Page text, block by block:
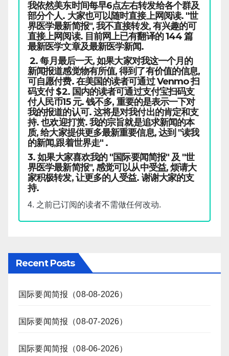
我依然美东时间每早6点左右转发给各个群及
部分个人. 大家也可以随时直接上网阅读. "世
界医学最新简报", 我不直接转发, 有兴趣的可
直接上网阅读. 目前网上已有翻译的 144 篇
最新医学文章及最新医学新闻.
2. 每月最后一天, 如果大家对我这一个月的
新闻报道感觉物有所值, 得到了有价值的信息,
可自愿付费. 在美国的读者可通过 Venmo 扫
码支付 $2. 国内的读者可通过支付宝扫码支
付人民币15 元. 钱不多, 重要的是表示一下对
我的报道的认可. 这将是对我付出的肯定和支
持. 也欢迎打赏. 我的宗旨就是追求新闻的本
质, 给大家提供更多最新重要信息, 达到 "读我
的新闻,跟着世界走" .
3. 如果大家喜欢我的 "国际要闻简报" 及 "世
界医学最新简报", 感觉可以从中受益, 烦请大
家积极转发, 让更多的人受益. 谢谢大家的支
持.
4. 之前已订阅的读者不需做任何改动.
Recent Posts
国际要闻简报（08-08-2026）
国际要闻简报（08-07-2026）
国际要闻简报（08-06-2026）